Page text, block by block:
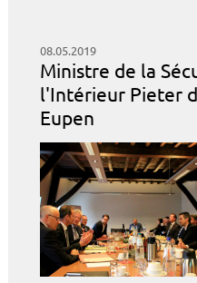
08.05.2019
Ministre de la
l'Intérieur Pieter
Eupen